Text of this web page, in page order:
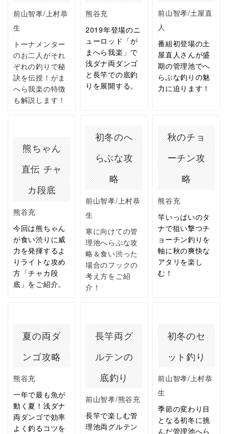
前山智孝/上村恭
生
トーナメンター
のお二人がそれ
ぞれの釣りで秘
訣を伝授！がま
へら我楽の特徴
も解説します！
熊谷充
2019年登場のニ
ューロッド「が
まへら我楽」で
浅ダナ両ダンゴ
と長竿での底釣
りを展開する。
前山智孝/土屋直
人
番組初登場の土
屋直人さんが盛
期の管理池でへ
らぶな釣りの魅
力に迫ります！
熊ちゃん
直伝 チャ
カ段底
熊谷充
今回は熊ちゃん
が食い渋りに威
力を発揮するよ
りライトな攻め
方「チャカ段
底」をご紹介。
初冬のへ
らぶな攻
略
前山智孝/上村恭
生
寒に向けての管
理池へらぶな攻
略＆食い渋った
場合のフックの
考え方をご紹
介！
秋のチョ
ーチン攻
略
熊谷充
竿いっぱいのタ
ナで狙い撃つチ
ョーチン釣りを
軸に秋の爽快な
アタリを楽し
む！
夏の両ダ
ンゴ攻略
熊谷充
一年で最も魚が
動く夏！浅ダナ
両ダンゴで効率
よく釣るコツを
長竿両グ
ルテンの
底釣り
前山智孝/熊谷充
長竿で楽しむ管
理池両グルテン
初冬のセ
ット釣り
前山智孝/上村恭
生
季節の変わり目
となる初冬に挑
んだ管理池へら